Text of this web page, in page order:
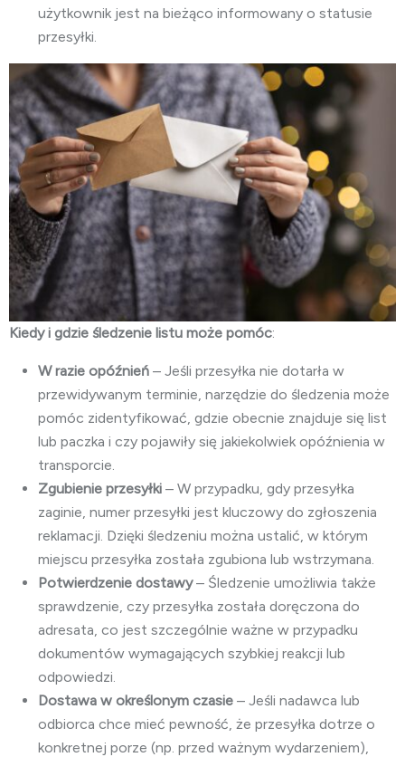
użytkownik jest na bieżąco informowany o statusie
przesyłki.
Kiedy i gdzie śledzenie listu może pomóc:
W razie opóźnień – Jeśli przesyłka nie dotarła w
przewidywanym terminie, narzędzie do śledzenia może
pomóc zidentyfikować, gdzie obecnie znajduje się list
lub paczka i czy pojawiły się jakiekolwiek opóźnienia w
transporcie.
Zgubienie przesyłki – W przypadku, gdy przesyłka
zaginie, numer przesyłki jest kluczowy do zgłoszenia
reklamacji. Dzięki śledzeniu można ustalić, w którym
miejscu przesyłka została zgubiona lub wstrzymana.
Potwierdzenie dostawy– Śledzenie umożliwia także
sprawdzenie, czy przesyłka została doręczona do
adresata, co jest szczególnie ważne w przypadku
dokumentów wymagających szybkiej reakcji lub
odpowiedzi.
Dostawa w określonym czasie – Jeśli nadawca lub
odbiorca chce mieć pewność, że przesyłka dotrze o
konkretnej porze (np. przed ważnym wydarzeniem),